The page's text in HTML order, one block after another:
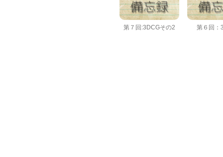
第７回:3DCGその2 第６回：